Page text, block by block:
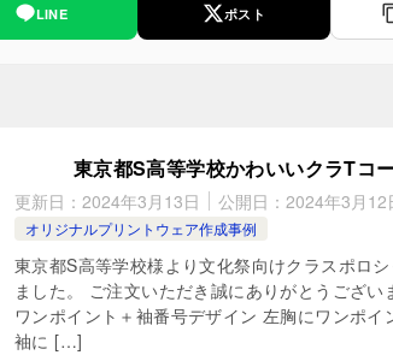
LINE ポスト
東京都S高等学校かわいいクラTコ
更新日： 2024年3月13日 公開日： 2024年3月12
オリジナルプリントウェア作成事例
東京都S高等学校様より文化祭向けクラスポロ
ました。 ご注文いただき誠にありがとうござ
ワンポイント＋袖番号デザイン 左胸にワンポ
袖に […]